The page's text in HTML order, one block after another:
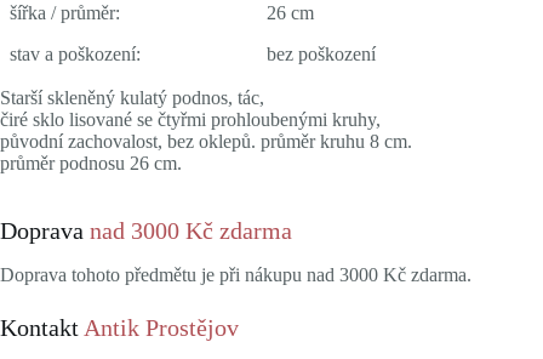
šířka / průměr:
26 cm
stav a poškození:
bez poškození
Starší skleněný kulatý podnos, tác,
čiré sklo lisované se čtyřmi prohloubenými kruhy,
původní zachovalost, bez oklepů. průměr kruhu 8 cm.
průměr podnosu 26 cm.
Doprava nad 3000 Kč zdarma
Doprava tohoto předmětu je při nákupu nad 3000 Kč zdarma.
Kontakt Antik Prostějov